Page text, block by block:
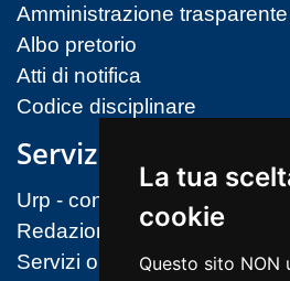
La tua
cookie
Questo sito NON
Amministrazione trasparente
Albo pretorio
Atti di notifica
Codice disciplinare
Servizi
Urp - contatti
Redazione sito
Servizi on-line (MIM)